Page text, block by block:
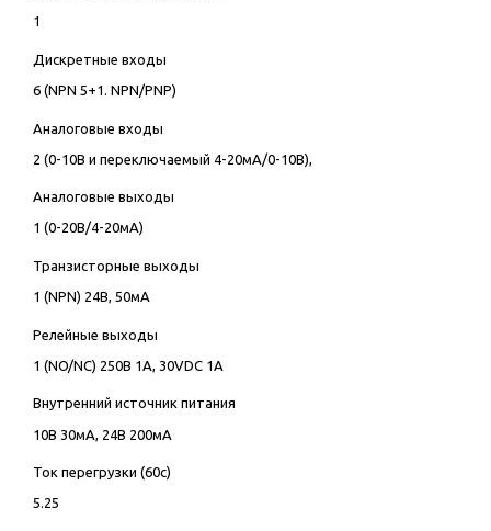
1
Дискретные входы
6 (NPN 5+1. NPN/PNP)
Аналоговые входы
2 (0-10В и переключаемый 4-20мА/0-10В),
Аналоговые выходы
1 (0-20В/4-20мА)
Транзисторные выходы
1 (NPN) 24В, 50мА
Релейные выходы
1 (NO/NC) 250В 1А, 30VDC 1А
Внутренний источник питания
10В 30мА, 24В 200мА
Ток перегрузки (60с)
5.25